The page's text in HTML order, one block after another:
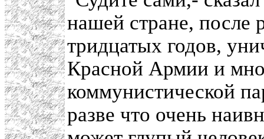
нашей стране, после
тридцатых годов,
Красной Армии и
коммунистической
разве что очень